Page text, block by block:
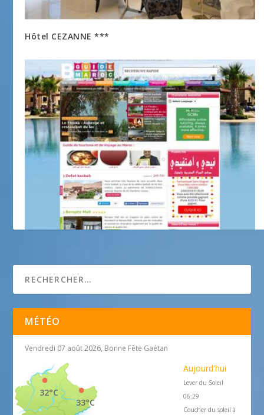
Hôtel CEZANNE ***
MÉTÉO
Vendredi 07 août 2026, Bonne Fête Gaétan
33°C
32°C
Aujourd'hui
Lever du Soleil
06:29
Coucher du soleil à